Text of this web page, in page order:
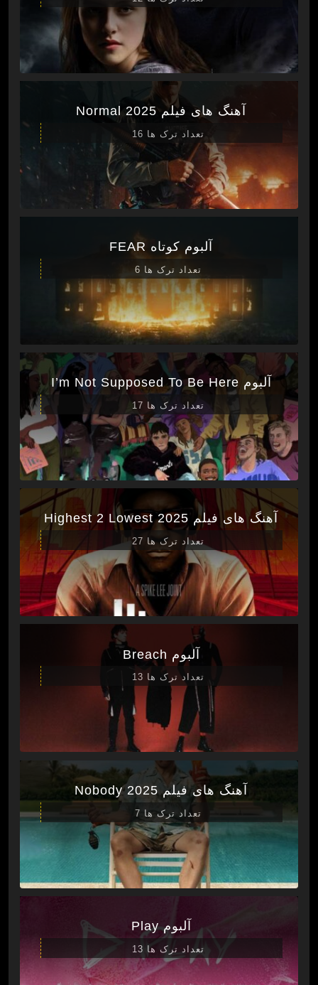
آهنگ های فیلم Normal 2025
تعداد ترک ها 16
آلبوم کوتاه FEAR
تعداد ترک ها 6
آلبوم I’m Not Supposed To Be Here
تعداد ترک ها 17
آهنگ های فیلم Highest 2 Lowest 2025
تعداد ترک ها 27
آلبوم Breach
تعداد ترک ها 13
آهنگ های فیلم Nobody 2025
تعداد ترک ها 7
آلبوم Play
تعداد ترک ها 13